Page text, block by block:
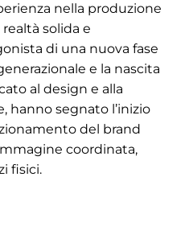
nella produzione
solida e
di una nuova fase
e la nascita
al design e alla
hanno segnato l’inizio
del brand
coordinata,
fisici.